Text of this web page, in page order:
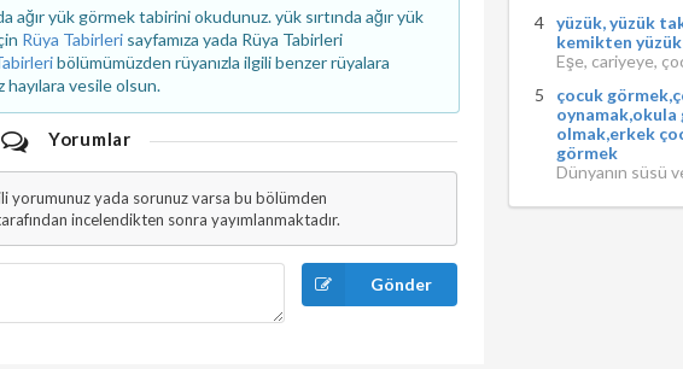
ağır yük görmek tabirini okudunuz. yük sırtında ağır yük
Rüya Tabirleri sayfamıza yada Rüya Tabirleri
bölümümüzden rüyanızla ilgili benzer rüyalara
hayılara vesile olsun.
Yorumlar
yorumunuz yada sorunuz varsa bu bölümden
incelendikten sonra yayımlanmaktadır.
Gönder
yüzük, yüzük
kemikten
Eşe, cariyeye,
çocuk
oynamak,okula
olmak,erkek
görmek
Dünyanın süsü